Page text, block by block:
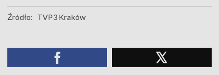
Źródło: TVP3 Kraków